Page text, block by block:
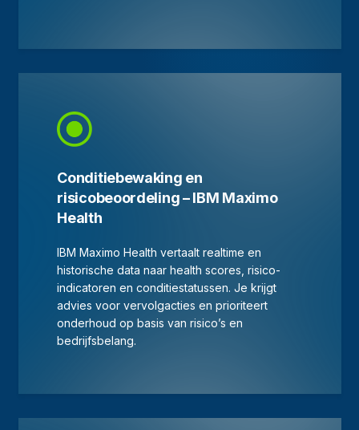
Conditiebewaking en
risicobeoordeling – IBM Maximo
Health
IBM Maximo Health vertaalt realtime en
historische data naar health scores, risico-
indicatoren en conditiestatussen. Je krijgt
advies voor vervolgacties en prioriteert
onderhoud op basis van risico’s en
bedrijfsbelang.